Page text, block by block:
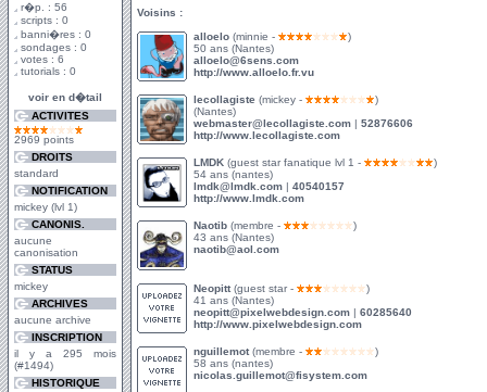
r�p. : 56
scripts : 0
banni�res : 0
sondages : 0
votes : 6
tutorials : 0
voir en d�tail
ACTIVITES
2969 points
DROITS
standard
NOTIFICATION
mickey (lvl 1)
CANONIS.
aucune
canonisation
STATUS
mickey
ARCHIVES
aucune archive
INSCRIPTION
il y a 295 mois
(#1494)
HISTORIQUE
Voisins :
alloelo (minnie -
)
50 ans (Nantes)
alloelo@6sens.com
http://www.alloelo.fr.vu
lecollagiste (mickey -
)
(Nantes)
webmaster@lecollagiste.com | 52876606
http://www.lecollagiste.com
LMDK (guest star fanatique lvl 1 -
)
54 ans (nantes)
lmdk@lmdk.com | 40540157
http://www.lmdk.com
Naotib (membre -
)
43 ans (Nantes)
naotib@aol.com
Neopitt(guest star -
)
41 ans (Nantes)
neopitt@pixelwebdesign.com | 60285640
http://www.pixelwebdesign.com
nguillemot(membre -
)
58 ans (nantes)
nicolas.guillemot@fisystem.com